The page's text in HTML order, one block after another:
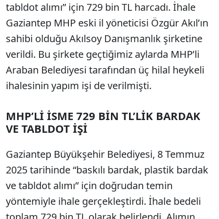
tabldot alımı” için 729 bin TL harcadı. İhale
Gaziantep MHP eski il yöneticisi Özgür Akıl’ın
sahibi olduğu Akılsoy Danışmanlık şirketine
verildi. Bu şirkete geçtiğimiz aylarda MHP’li
Araban Belediyesi tarafından üç hilal heykeli
ihalesinin yapım işi de verilmişti.
MHP’Lİ İSME 729 BİN TL’LİK BARDAK
VE TABLDOT İŞİ
Gaziantep Büyükşehir Belediyesi, 8 Temmuz
2025 tarihinde “baskılı bardak, plastik bardak
ve tabldot alımı” için doğrudan temin
yöntemiyle ihale gerçekleştirdi. İhale bedeli